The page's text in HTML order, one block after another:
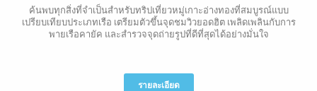
ค้นพบทุกสิ่งที่จำเป็นสำหรับทริปเที่ยวหมู่เกาะอ่างทองที่สมบูรณ์แบบ
เปรียบเทียบประเภทเรือ เตรียมตัวขึ้นจุดชมวิวยอดฮิต เพลิดเพลินกับการ
พายเรือคายัค และสำรวจจุดถ่ายรูปที่ดีที่สุดได้อย่างมั่นใจ
รายละเอียด